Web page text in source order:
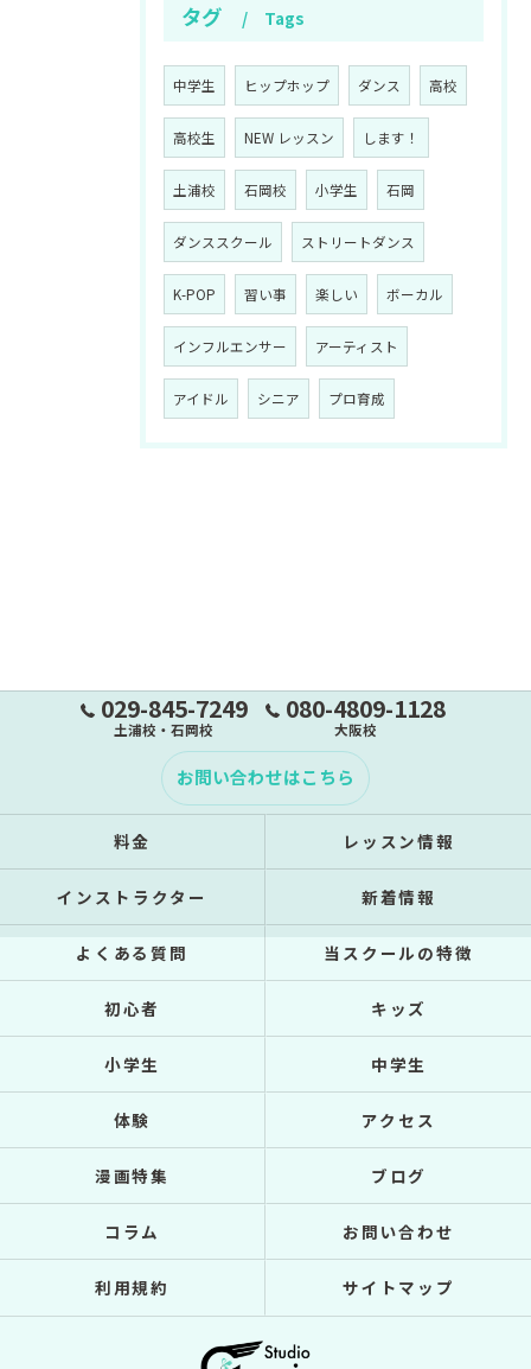
タグ Tags
中学生 ヒップホップ ダンス 高校
高校生 NEW レッスン します！
土浦校 石岡校 小学生 石岡
ダンススクール ストリートダンス
K-POP 習い事 楽しい ボーカル
インフルエンサー アーティスト
アイドル シニア プロ育成
029-845-7249
土浦校・石岡校
080-4809-1128
大阪校
お問い合わせはこちら
料金 レッスン情報
インストラクター 新着情報
よくある質問 当スクールの特徴
初心者 キッズ
小学生 中学生
体験 アクセス
漫画特集 ブログ
コラム お問い合わせ
利用規約 サイトマップ